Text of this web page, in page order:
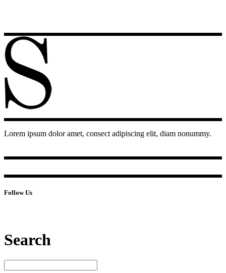
Lorem ipsum dolor amet, consect adipiscing elit, diam nonummy.
Follow Us
Search